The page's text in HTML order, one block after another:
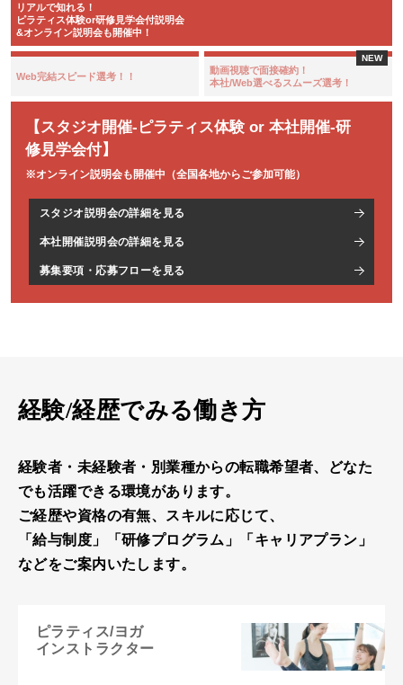
リアルで知れる！
ピラティス体験or研修見学会付説明会
&オンライン説明会も開催中！
Web完結スピード選考！！
動画視聴で面接確約！
本社/Web選べるスムーズ選考！
【スタジオ開催-ピラティス体験 or 本社開催-研
修見学会付】
※オンライン説明会も開催中（全国各地からご参加可能）
スタジオ説明会の詳細を見る
本社開催説明会の詳細を見る
募集要項・応募フローを見る
経験/経歴でみる働き方
経験者・未経験者・別業種からの転職希望者、どなた
でも活躍できる環境があります。
ご経歴や資格の有無、スキルに応じて、
「給与制度」「研修プログラム」「キャリアプラン」
などをご案内いたします。
ピラティス/ヨガ
インストラクター